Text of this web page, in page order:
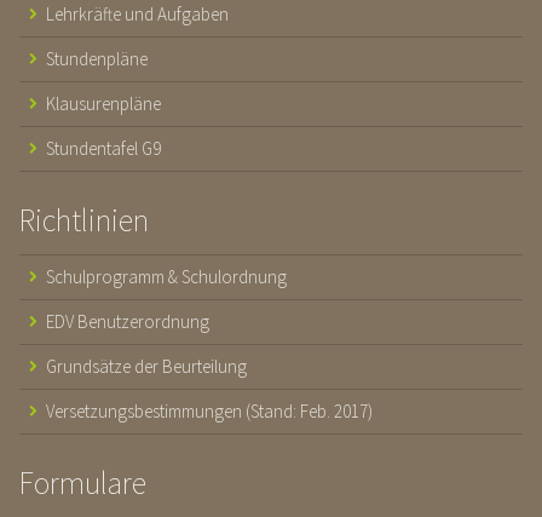
Lehrkräfte und Aufgaben
Stundenpläne
Klausurenpläne
Stundentafel G9
Richtlinien
Schulprogramm & Schulordnung
EDV Benutzerordnung
Grundsätze der Beurteilung
Versetzungsbestimmungen (Stand: Feb. 2017)
Formulare